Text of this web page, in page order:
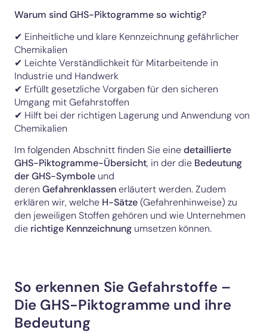
Warum sind GHS-Piktogramme so wichtig?
✔ Einheitliche und klare Kennzeichnung gefährlicher
Chemikalien
✔ Leichte Verständlichkeit für Mitarbeitende in
Industrie und Handwerk
✔ Erfüllt gesetzliche Vorgaben für den sicheren
Umgang mit Gefahrstoffen
✔ Hilft bei der richtigen Lagerung und Anwendung von
Chemikalien
Im folgenden Abschnitt finden Sie einedetaillierte
GHS-Piktogramme-Übersicht, in der die Bedeutung
der GHS-Symbole und
deren Gefahrenklassenerläutert werden. Zudem
erklären wir, welche H-Sätze(Gefahrenhinweise) zu
den jeweiligen Stoffen gehören und wie Unternehmen
die richtige Kennzeichnung umsetzen können.
So erkennen Sie Gefahrstoffe –
Die GHS-Piktogramme und ihre
Bedeutung